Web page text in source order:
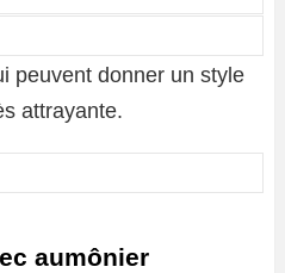
peuvent donner un style
attrayante.
aumônier